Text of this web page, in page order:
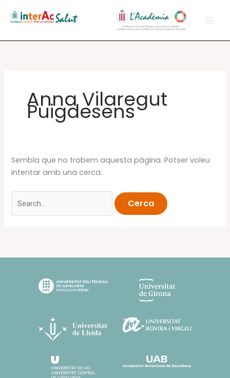
Anna Vilaregut
Puigdesens
Sembla que no trobem aquesta pàgina. Potser voleu
intentar amb una cerca.